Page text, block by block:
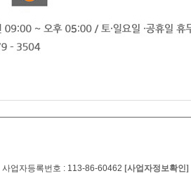
업자등록번호 : 113-86-60462 [사업자정보확인]